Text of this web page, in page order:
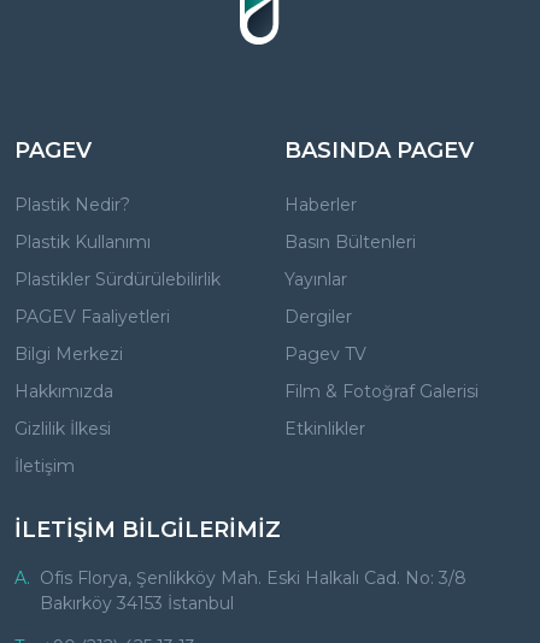
PAGEV
Plastik Nedir?
Plastik Kullanımı
Plastikler Sürdürülebilirlik
PAGEV Faaliyetleri
Bilgi Merkezi
Hakkımızda
Gizlilik İlkesi
İletişim
BASINDA PAGEV
Haberler
Basın Bültenleri
Yayınlar
Dergiler
Pagev TV
Film & Fotoğraf Galerisi
Etkinlikler
İLETİŞİM BİLGİLERİMİZ
A. Ofis Florya, Şenlikköy Mah. Eski Halkalı Cad. No: 3/8
Bakırköy 34153 İstanbul